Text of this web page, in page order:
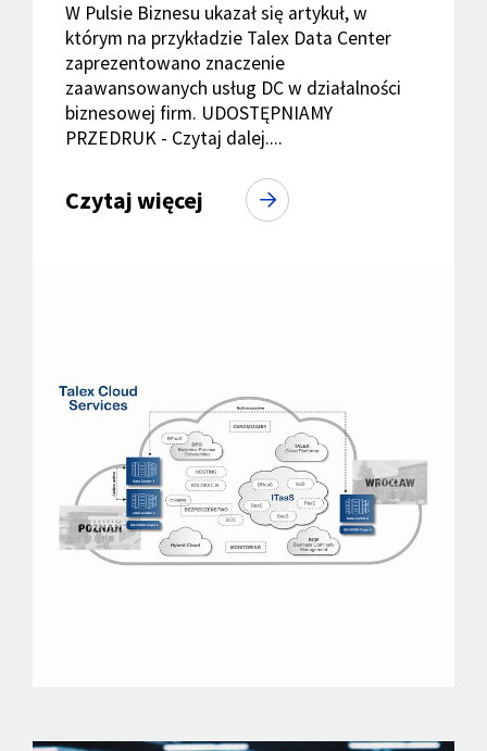
W Pulsie Biznesu ukazał się artykuł, w
którym na przykładzie Talex Data Center
zaprezentowano znaczenie
zaawansowanych usług DC w działalności
biznesowej firm. UDOSTĘPNIAMY
PRZEDRUK - Czytaj dalej....
Czytaj więcej